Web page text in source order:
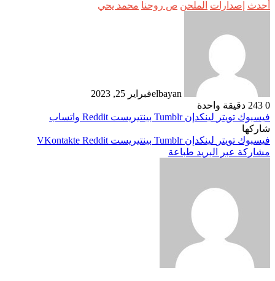
أحدث إصدارات الملحن ص روحنا محمد يحي
elbayanفبراير 25, 2023
0
دقيقة واحدة
فيسبوك تويتر لينكدإن بينتيريست
واتساب
شاركها
فيسبوك تويتر لينكدإن بينتيريست
مشاركة عبر البريد طباعة